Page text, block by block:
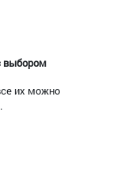
выбором
их можно